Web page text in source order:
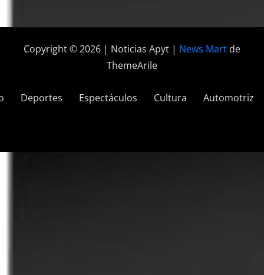
Copyright © 2026 | Noticias Apyt | News Mart de
ThemeArile
Deportes Espectáculos Cultura Automotriz